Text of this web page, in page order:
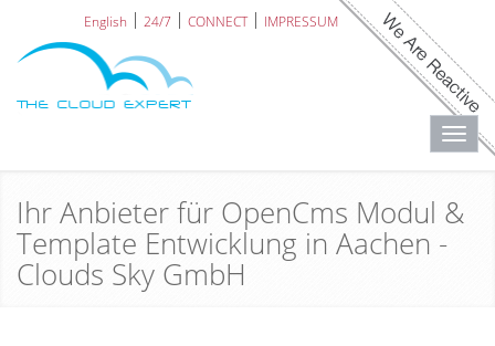
English 24/7 CONNECT IMPRESSUM
Ihr Anbieter für OpenCms Modul &
Template Entwicklung in Aachen -
Clouds Sky GmbH